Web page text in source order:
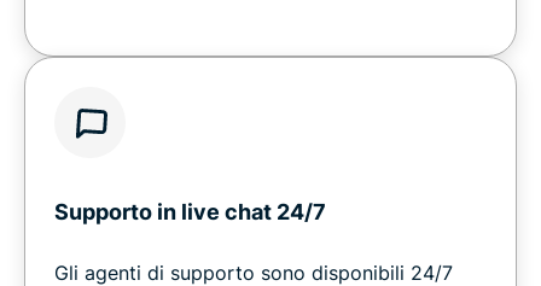
Supporto in live chat 24/7
Gli agenti di supporto sono disponibili 24/7